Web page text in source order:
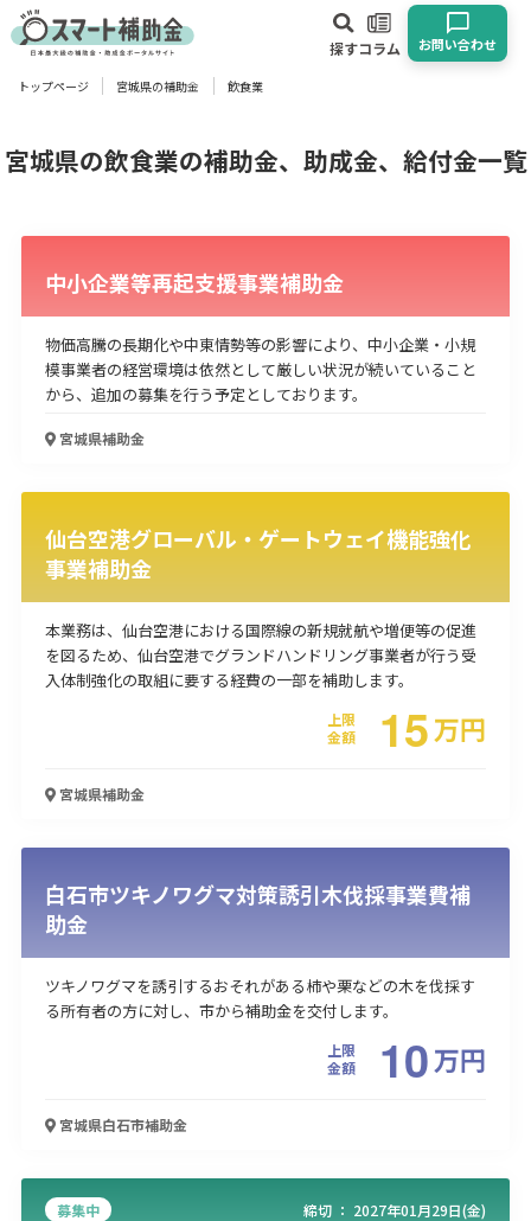
探すコラム お問い合わせ
対象
業種
物流・運輸業
宿泊･旅館業
その他
使い道
経営改善・経営強化 販路拡大 海外展開 設備投資
IT導入
人材採用・雇用
人材育成・福利厚生
特許・知的財産
起業・創業
事業承継 災害・被災者支援
コロナ関連
受付中のみ
検索
トップページ 宮城県の補助金 飲食業
宮城県の飲食業の補助金、助成金、給付金一覧
中小企業等再起支援事業補助金
物価高騰の長期化や中東情勢等の影響により、中小企業・小規
模事業者の経営環境は依然として厳しい状況が続いていること
から、追加の募集を行う予定としております。
宮城県補助金
仙台空港グローバル・ゲートウェイ機能強化
事業補助金
本業務は、仙台空港における国際線の新規就航や増便等の促進
を図るため、仙台空港でグランドハンドリング事業者が行う受
入体制強化の取組に要する経費の一部を補助します。
上限
金額
15万円
宮城県補助金
白石市ツキノワグマ対策誘引木伐採事業費補
助金
ツキノワグマを誘引するおそれがある柿や栗などの木を伐採す
る所有者の方に対し、市から補助金を交付します。
上限
金額
10万円
宮城県白石市補助金
募集中 締切 ： 2027年01月29日(金)